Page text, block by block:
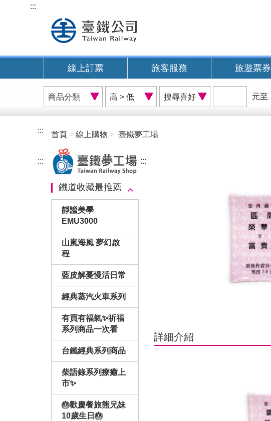
內
:::
線上訂票 旅客服務 旅遊票券
商
品
分
價
格
排
搜
尋
喜
位
元至
::: 首頁 線上購物 臺鐵夢工場
:::
鐵道收藏最推薦
靜謐美學
EMU3000
山嵐海風 夢幻啟
程
藍皮解憂慢活日常
經典蒸汽火車系列
有買有福氣✨祈福
系列商品一次看
台鐵經典系列商品
柴語錄系列療癒上
市✨
🎂歡慶餐旅熊兄妹
10歲生日🎂
:::
詳細介紹